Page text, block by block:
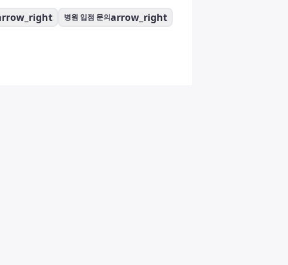
병원 입점 문의arrow_right